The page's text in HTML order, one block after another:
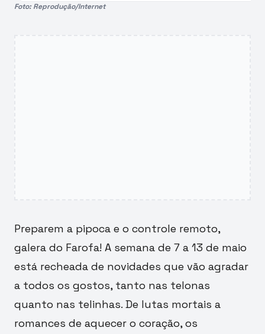
Foto: Reprodução/Internet
Preparem a pipoca e o controle remoto,
galera do Farofa! A semana de 7 a 13 de maio
está recheada de novidades que vão agradar
a todos os gostos, tanto nas telonas
quanto nas telinhas. De lutas mortais a
romances de aquecer o coração, os